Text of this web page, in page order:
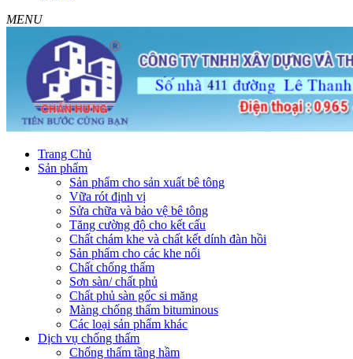
MENU
Trang Chủ
Sản phẩm
Sản phẩm cho sản xuất bê tông
Vữa rót định vị
Sửa chữa và bảo vệ bê tông
Tăng cường độ cho kết cấu
Chất chám khe và chất kết dính đàn hồi
Sản phẩm cho các khe nối
Chất chống thấm
Sơn sàn/ chất phủ
Chất phủ sàn gốc si măng
Màng chống thấm bituminous
Các loại sản phẩm khác
Dịch vụ chống thấm
Chống thấm tầng hầm